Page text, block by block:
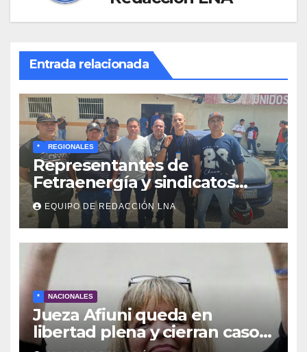
Entrada relacionada
* REGIONALES
Representantes de
Fetraenergía y sindicatos
base llaman a renovar
directivas para rescatar la
lucha laboral en Anzoátegui
EQUIPO DE REDACCIÓN LNA
* NACIONALES
Jueza Afiuni queda en
libertad plena y cierran caso